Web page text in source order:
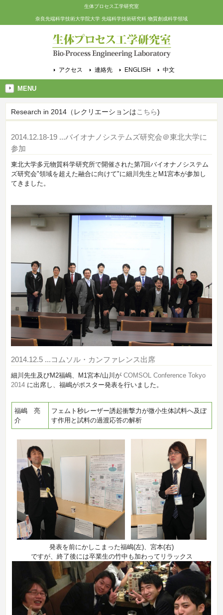
生体プロセス工学研究室
奈良先端科学技術大学院大学 先端科学技術研究科 物質創成科学領域
アクセス 連絡先 ENGLISH 中文
MENU
Research in 2014（レクリエーションはこちら)
2014.12.18-19 ...バイオナノシステムズ研究会＠東北大学に
参加
東北大学多元物質科学研究所で開催された第7回バイオナノシステム
ズ研究会"領域を超えた融合に向けて"に細川先生とM1宮本が参加し
てきました。
2014.12.5 ...コムソル・カンファレンス出席
細川先生及びM2福嶋、M1宮本/山川がCOMSOL Conference Tokyo
2014 に出席し、福嶋がポスター発表を行いました。
福嶋 亮
介
フェムト秒レーザー誘起衝撃力が微小生体試料へ及ぼ
す作用と試料の過渡応答の解析
発表を前にかしこまった福嶋(左)、宮本(右)
ですが、終了後には卒業生の竹中も加わってリラックス